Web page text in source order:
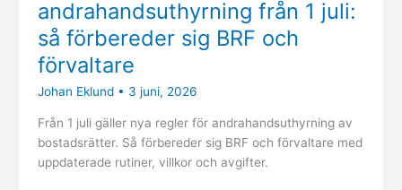
andrahandsuthyrning från 1 juli:
så förbereder sig BRF och
förvaltare
Johan Eklund • 3 juni, 2026
Från 1 juli gäller nya regler för andrahandsuthyrning av
bostadsrätter. Så förbereder sig BRF och förvaltare med
uppdaterade rutiner, villkor och avgifter.